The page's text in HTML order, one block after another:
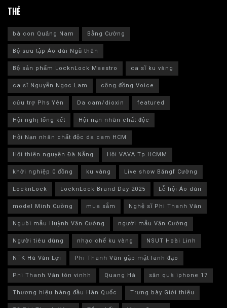
THẺ
bà con Quảng Nam
Bằng Cường
Bộ sưu tập Áo dài Ngũ thân
Bộ sản phẩm LocknLock Maestro
ca sĩ ku vàng
ca sĩ Nguyễn Ngọc Lam
cộng đồng Voice
cứu trợ Phs Yên
Da cam/dioxin
featured
Hội nghị tổng kết
Hội nạn nhân chất độc
Hội Nạn nhân chất độc da cam HCM
Hội thiện nguyện Đà Nẵng
Hội VAVA Tp.HCMM
khởi nghiệp 0 đồng
ku vàng
Live show Băngf Cường
LocknLock
LocknLock Brand Day 2025
Lễ hội Áo dàii
model Minh Cường
mua sắm
Nghệ sĩ Phi Thanh Vân
Nguòi mẫu Huỳnh Văn Cường
người mẫu Văn Cường
Người tiêu dùng
nhạc chế ku vàng
NSUT Hoài Linh
NTK Hà Văn Lợi
Phi Thanh Vân gặp mặt lãnh đạo
Phi Thanh Vân tôn vinhh
Quang Hà
săn quà iphone 17
Thương hiệu hàng đầu Hàn Quốc
Trưng bày Giới thiệu